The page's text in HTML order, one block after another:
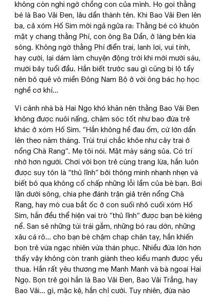
không còn nghi ngờ chồng con của mình. Họ gọi thằng
bé là Bao Vải Đen, lâu dần thành tên. Khi Bao Vải Đen lên
ba, cả xóm Hố Sim mới ngã ngửa ra: Thằng bé có khuôn
mặt y chang thằng Phí, con ông Ba Dần, ở làng bên kia
sông. Không ngờ thằng Phí điển trai, lanh lợi, vui tính,
hay cười, lại dám làm chuyện động trời khi mới mười sáu,
mười bảy tuổi đầu. Hắn biết trước sau gì cũng bị lộ tẩy
nên bỏ quê vô miền Đông Nam Bộ ở với ông bác họ học
nghề cơ khí…
Vì cảnh nhà bà Hai Ngọ khó khăn nên thằng Bao Vải Đen
không được nuôi nấng, chăm sóc tốt như bao đứa trẻ
khác ở xóm Hố Sim. “Hắn không hề đau ốm, cứ lớn dần
lên theo năm tháng. Trùi trụi chắc khỏe như cây trai ở
nổng Chà Rang”. Mẹ tôi nói. Mặt mày sáng sủa. Có trí
nhớ hơn người. Chơi với bọn trẻ cùng trang lứa, hắn luôn
được suy tôn là “thủ lĩnh” bởi thông minh nhanh nhẹn và
biết bỏ qua không cố chấp những lỗi lầm của bè bạn. Bơi
lặn dưới sông, chia phe đánh trận giả trên nổng Chà
Rang, hay mò cua bắt ốc ở con suối nhỏ cuối xóm Hố
Sim, hắn đều thể hiện vai trò “thủ lĩnh” được bạn bè kiêng
nể. San sẻ những túi trái gắm, những bó rau dớn, những
xâu cá rô… cho bạn bè chậm chạp chân tay, hắn khiến
bọn trẻ vừa ngạc nhiên vừa thán phục. Nhiều đứa lớn hơn
thấy vậy không còn tranh giành theo kiểu mạnh được yếu
thua. Hắn rất yêu thương mẹ Manh Manh và bà ngoại Hai
Ngọ. Bọn trẻ gọi hắn là Bao Vải Đen, Bao Vải Trắng, hay
Bao Vải… gì, mặc kệ, hắn chỉ cười. Tuy nhiên, đứa nào